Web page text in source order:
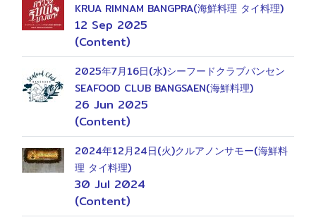
KRUA RIMNAM BANGPRA(海鮮料理 タイ料理)
12 Sep 2025
(Content)
2025年7月16日(水)シーフードクラブバンセン
SEAFOOD CLUB BANGSAEN(海鮮料理)
26 Jun 2025
(Content)
2024年12月24日(火)クルアノンサモー(海鮮料
理 タイ料理)
30 Jul 2024
(Content)